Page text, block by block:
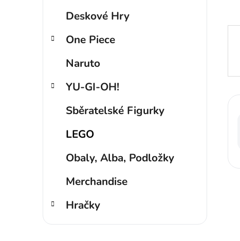
Deskové Hry
One Piece
Naruto
YU-GI-OH!
Sběratelské Figurky
LEGO
Obaly, Alba, Podložky
Merchandise
Hračky